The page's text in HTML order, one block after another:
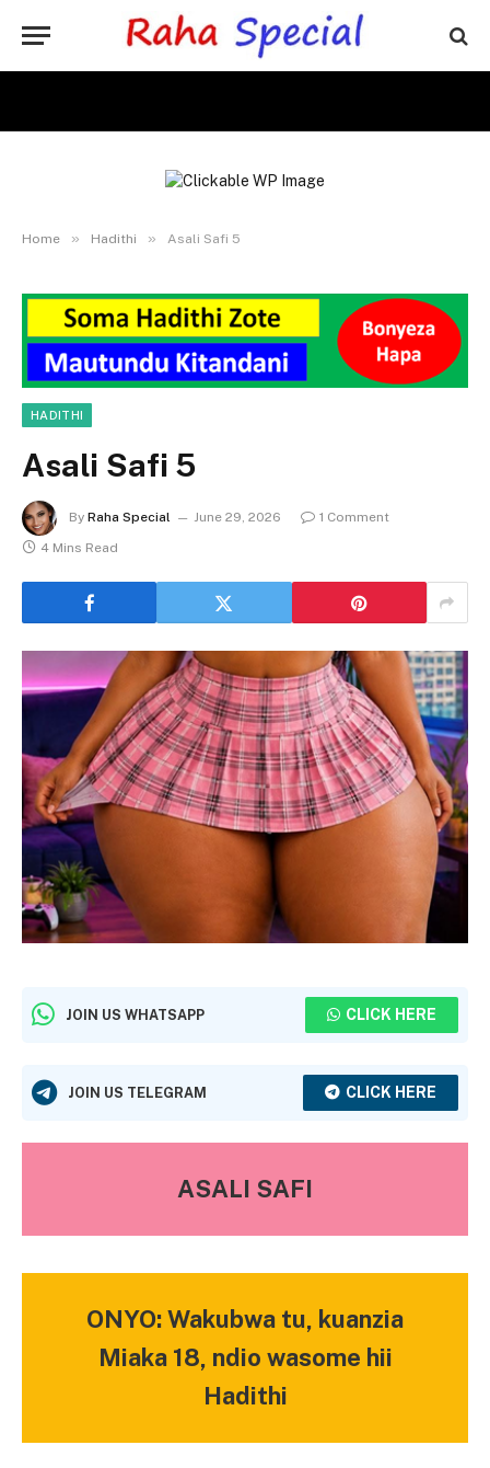
Home » Hadithi » Asali Safi 5
HADITHI
Asali Safi 5
By Raha Special June 29, 2026
1 Comment
4 Mins Read
JOIN US WHATSAPP CLICK HERE
JOIN US TELEGRAM CLICK HERE
ASALI SAFI
ONYO: Wakubwa tu, kuanzia
Miaka 18, ndio wasome hii
Hadithi